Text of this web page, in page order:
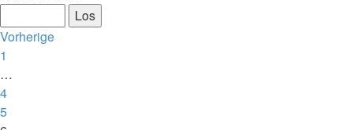
Vorherige
1
…
4
5